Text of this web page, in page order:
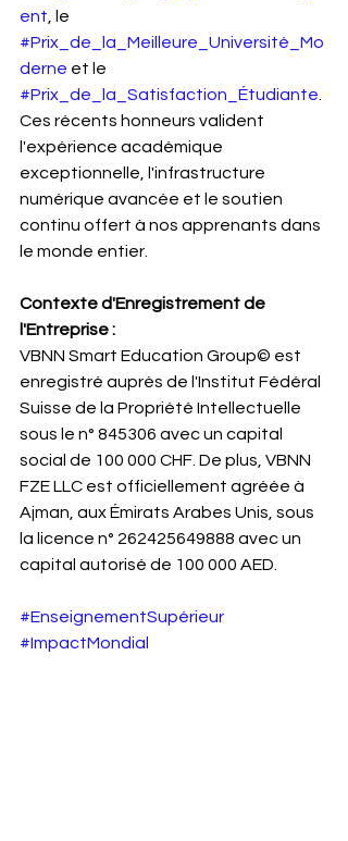
ent , le
#Prix_de_la_Meilleure_Université_Mo
derne et le
#Prix_de_la_Satisfaction_Étudiante
Ces récents honneurs valident
l'expérience académique
exceptionnelle, l'infrastructure
numérique avancée et le soutien
continu offert à nos apprenants dans
le monde entier.
Contexte d'Enregistrement de
l'Entreprise :
VBNN Smart Education Group© est
enregistré auprès de l'Institut Fédéral
Suisse de la Propriété Intellectuelle
sous le n° 845306 avec un capital
social de 100 000 CHF. De plus, VBNN
FZE LLC est officiellement agréée à
Ajman, aux Émirats Arabes Unis, sous
la licence n° 262425649888 avec un
capital autorisé de 100 000 AED.
#EnseignementSupérieur
#ImpactMondial